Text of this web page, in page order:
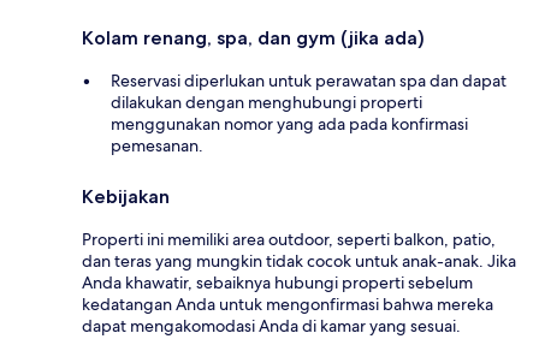
Kolam renang, spa, dan gym (jika ada)
Reservasi diperlukan untuk perawatan spa dan dapat
dilakukan dengan menghubungi properti
menggunakan nomor yang ada pada konfirmasi
pemesanan.
Kebijakan
Properti ini memiliki area outdoor, seperti balkon, patio,
dan teras yang mungkin tidak cocok untuk anak-anak. Jika
Anda khawatir, sebaiknya hubungi properti sebelum
kedatangan Anda untuk mengonfirmasi bahwa mereka
dapat mengakomodasi Anda di kamar yang sesuai.